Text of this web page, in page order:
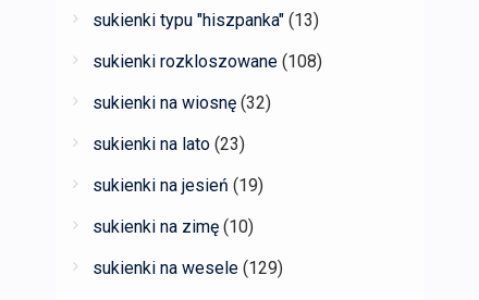
sukienki typu "hiszpanka" (13)
sukienki rozkloszowane (108)
sukienki na wiosnę (32)
sukienki na lato (23)
sukienki na jesień (19)
sukienki na zimę (10)
sukienki na wesele (129)